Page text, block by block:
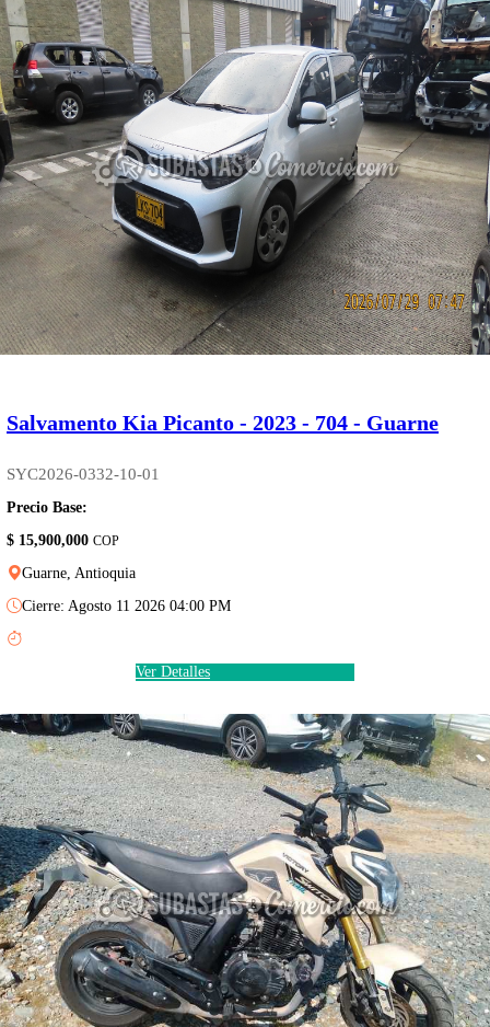
Salvamento Kia Picanto - 2023 - 704 - Guarne
SYC2026-0332-10-01
Precio Base:
$ 15,900,000 COP
Guarne, Antioquia
Cierre: Agosto 11 2026 04:00 PM
Ver Detalles